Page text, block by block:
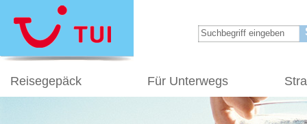
Reisegepäck Für Unterwegs